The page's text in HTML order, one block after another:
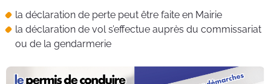
la déclaration de perte peut être faite en Mairie
la déclaration de vol s’effectue auprès du commissariat
ou de la gendarmerie